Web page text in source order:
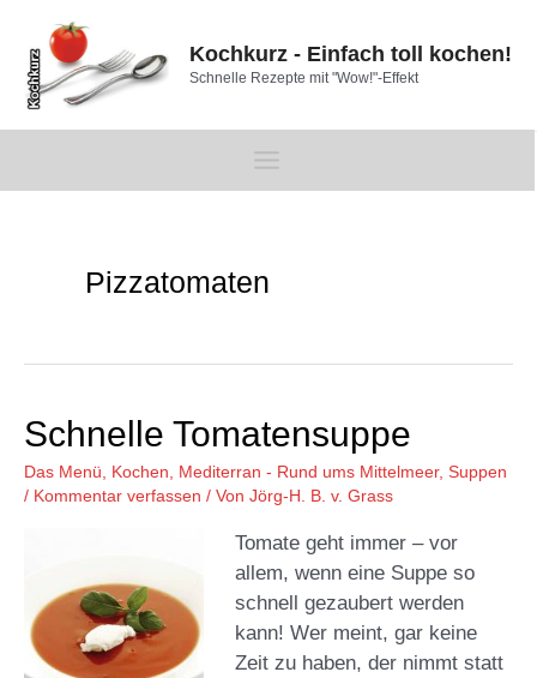
Inhalt
springen
Kochkurz - Einfach toll kochen!
Schnelle Rezepte mit "Wow!"-Effekt
Main
Pizzatomaten
Schnelle Tomatensuppe
Das Menü Kochen Mediterran - Rund ums Mittelmeer, Suppen
/ Kommentar verfassen / Von Jörg-H. B. v. Grass
Tomate geht immer – vor
allem, wenn eine Suppe so
schnell gezaubert werden
kann! Wer meint, gar keine
Zeit zu haben, der nimmt statt